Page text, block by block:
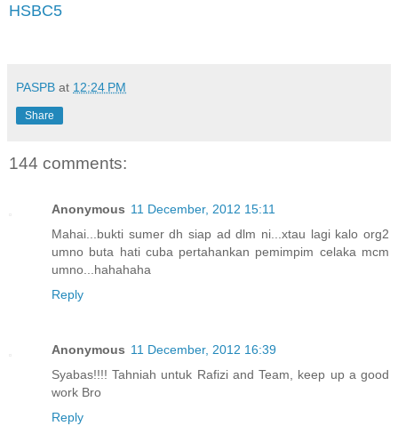
HSBC5
PASPB at 12:24 PM
Share
144 comments:
Anonymous 11 December, 2012 15:11
Mahai...bukti sumer dh siap ad dlm ni...xtau lagi kalo org2
umno buta hati cuba pertahankan pemimpim celaka mcm
umno...hahahaha
Reply
Anonymous 11 December, 2012 16:39
Syabas!!!! Tahniah untuk Rafizi and Team, keep up a good
work Bro
Reply